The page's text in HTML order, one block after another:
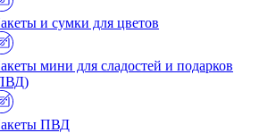
и сумки для цветов
мини для сладостей и подарков
ПВД